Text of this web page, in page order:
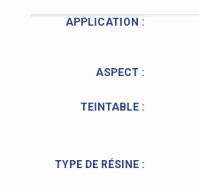
APPLICATION :
ASPECT :
TEINTABLE :
TYPE DE RÉSINE :